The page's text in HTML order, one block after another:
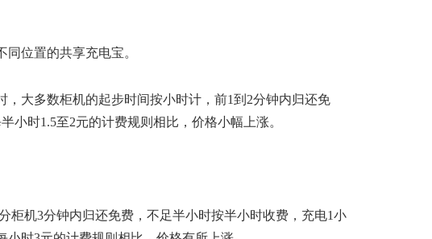
位置的共享充电宝。
，大多数柜机的起步时间按小时计，前1到2分钟内归还免
小时1.5至2元的计费规则相比，价格小幅上涨。
柜机3分钟内归还免费，不足半小时按半小时收费，充电1小